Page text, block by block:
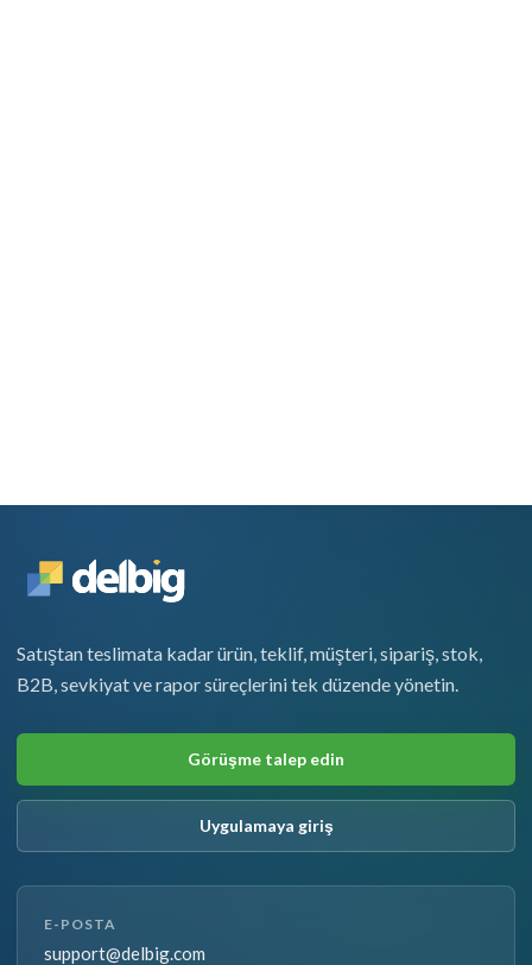
Satıştan teslimata kadar ürün, teklif, müşteri, sipariş, stok,
B2B, sevkiyat ve rapor süreçlerini tek düzende yönetin.
Görüşme talep edin
Uygulamaya giriş
E-POSTA
support@delbig.com